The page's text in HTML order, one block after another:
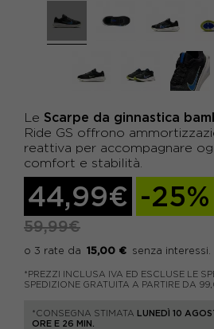
Le Scarpe da ginnastica
Ride GS offrono
reattiva per accompagnare
comfort e stabilità.
44,99€ -25%
59,99€
15,00 €
*PREZZI INCLUSA IVA ED ESCLUSE LE
SPEDIZIONE GRATUITA A PARTIRE DA
*CONSEGNA STIMATA LUNEDÌ 10
ORE E 26 MIN.